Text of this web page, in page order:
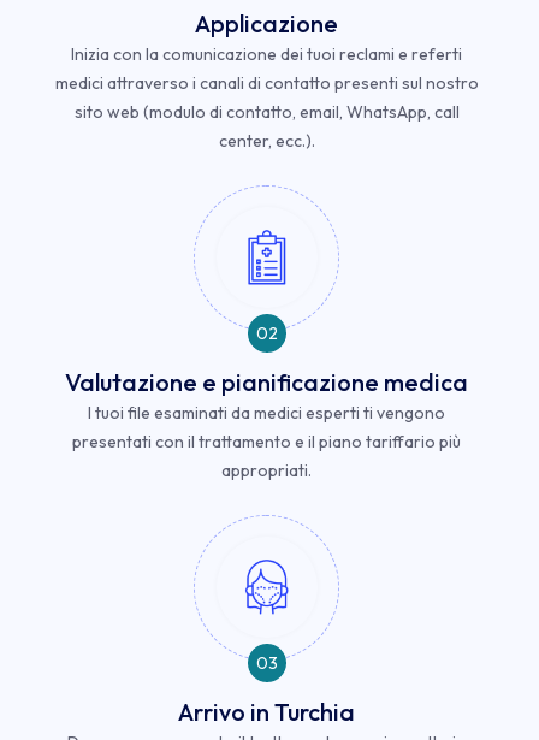
Applicazione
Inizia con la comunicazione dei tuoi reclami e referti
medici attraverso i canali di contatto presenti sul nostro
sito web (modulo di contatto, email, WhatsApp, call
center, ecc.).
02
Valutazione e pianificazione medica
I tuoi file esaminati da medici esperti ti vengono
presentati con il trattamento e il piano tariffario più
appropriati.
03
Arrivo in Turchia